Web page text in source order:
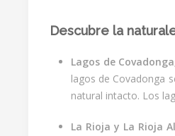
Descubre la
Lagos de
lagos de Covadonga
natural intacto. Los
La Rioja y La Rioja